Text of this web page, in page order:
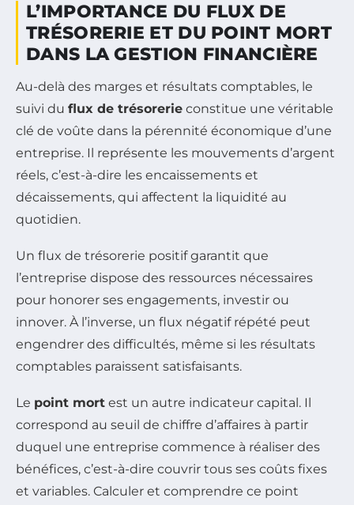
L’IMPORTANCE DU FLUX DE
TRÉSORERIE ET DU POINT MORT
DANS LA GESTION FINANCIÈRE
Au-delà des marges et résultats comptables, le
suivi du flux de trésorerie constitue une véritable
clé de voûte dans la pérennité économique d’une
entreprise. Il représente les mouvements d’argent
réels, c’est-à-dire les encaissements et
décaissements, qui affectent la liquidité au
quotidien.
Un flux de trésorerie positif garantit que
l’entreprise dispose des ressources nécessaires
pour honorer ses engagements, investir ou
innover. À l’inverse, un flux négatif répété peut
engendrer des difficultés, même si les résultats
comptables paraissent satisfaisants.
Le point mort est un autre indicateur capital. Il
correspond au seuil de chiffre d’affaires à partir
duquel une entreprise commence à réaliser des
bénéfices, c’est-à-dire couvrir tous ses coûts fixes
et variables. Calculer et comprendre ce point